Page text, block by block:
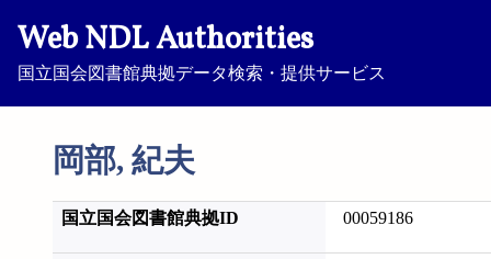
Web NDL Authorities
国立国会図書館典拠データ検索・提供サービス
岡部, 紀夫
国立国会図書館典拠ID 00059186